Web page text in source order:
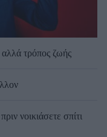
τρόπος ζωής
νοικιάσετε σπίτι